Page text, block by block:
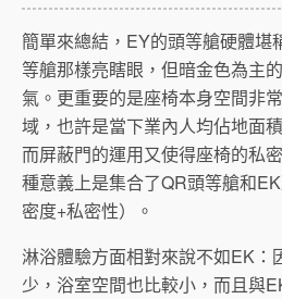
簡單來總結，EY的頭等艙硬體堪
等艙那樣亮瞎眼，但暗金色為主
氣。更重要的是座椅本身空間非
域，也許是當下業內人均佔地面
而屏蔽門的運用又使得座椅的私
種意義上是集合了QR頭等艙和
密度+私密性）。
淋浴體驗方面相對來說不如EK：
少，浴室空間也比較小，而且與